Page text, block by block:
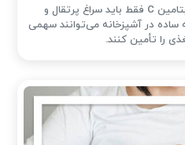
شاید تصور کنید برای دریافت ویتامین C فقط باید سراغ پرتقال و
ساده در آشپزخانه می‌توانند سهمی
را تأمین کنند.